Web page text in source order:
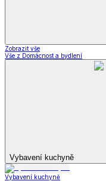
Zobrazit vše
Vše z Domácnost a bydlení
Vybavení kuchyně
Vybavení kuchyně